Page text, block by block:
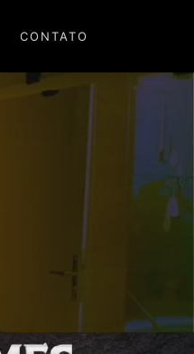
CONTATO